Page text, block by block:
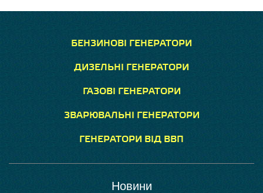
БЕНЗИНОВІ ГЕНЕРАТОРИ
ДИЗЕЛЬНІ ГЕНЕРАТОРИ
ГАЗОВІ ГЕНЕРАТОРИ
ЗВАРЮВАЛЬНІ ГЕНЕРАТОРИ
ГЕНЕРАТОРИ ВІД ВВП
Новини